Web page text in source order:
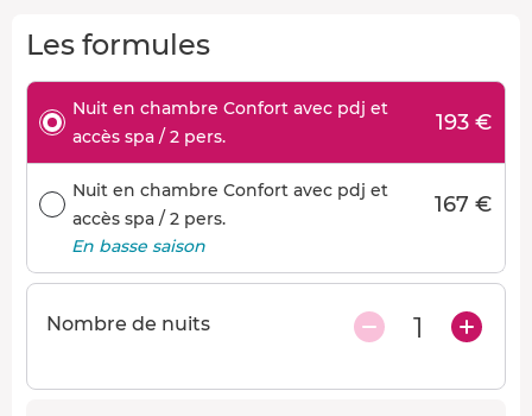
Les formules
Nuit en chambre Confort avec pdj et
accès spa / 2 pers.
193 €
Nuit en chambre Confort avec pdj et
accès spa / 2 pers.
167 €
En basse saison
Nombre de nuits 1